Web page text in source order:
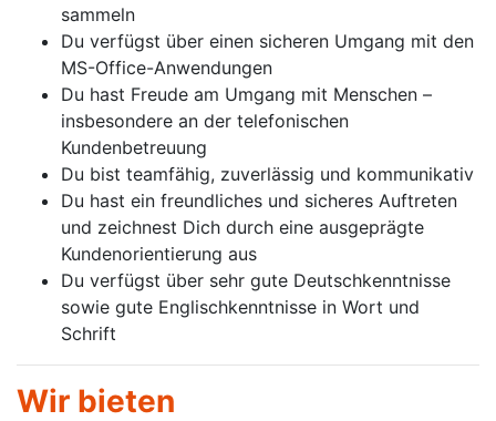
sammeln
Du verfügst über einen sicheren Umgang mit den
MS-Office-Anwendungen
Du hast Freude am Umgang mit Menschen –
insbesondere an der telefonischen
Kundenbetreuung
Du bist teamfähig, zuverlässig und kommunikativ
Du hast ein freundliches und sicheres Auftreten
und zeichnest Dich durch eine ausgeprägte
Kundenorientierung aus
Du verfügst über sehr gute Deutschkenntnisse
sowie gute Englischkenntnisse in Wort und
Schrift
Wir bieten